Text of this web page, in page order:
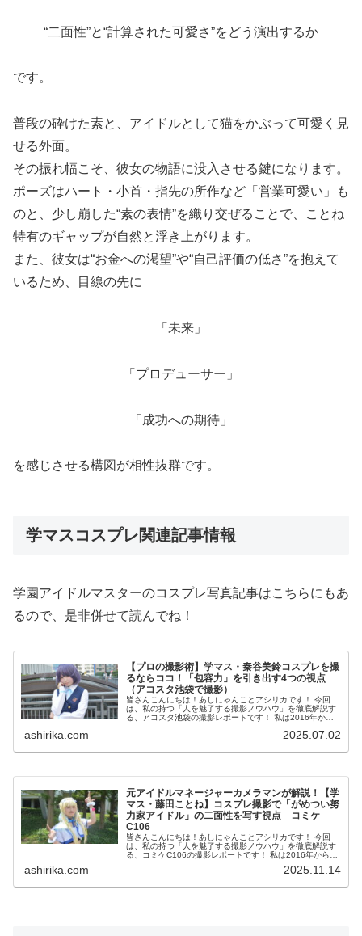
“二面性”と“計算された可愛さ”をどう演出するか
です。
普段の砕けた素と、アイドルとして猫をかぶって可愛く見
せる外面。
その振れ幅こそ、彼女の物語に没入させる鍵になります。
ポーズはハート・小首・指先の所作など「営業可愛い」も
のと、少し崩した“素の表情”を織り交ぜることで、ことね
特有のギャップが自然と浮き上がります。
また、彼女は“お金への渇望”や“自己評価の低さ”を抱えて
いるため、目線の先に
「未来」
「プロデューサー」
「成功への期待」
を感じさせる構図が相性抜群です。
学マスコスプレ関連記事情報
学園アイドルマスターのコスプレ写真記事はこちらにもあ
るので、是非併せて読んでね！
【プロの撮影術】学マス・秦谷美鈴コスプレを撮
るならココ！「包容力」を引き出す4つの視点
（アコスタ池袋で撮影）
皆さんこんにちは！あしにゃんことアシリカです！ 今回
は、私の持つ「人を魅了する撮影ノウハウ」を徹底解説す
る、アコスタ池袋の撮影レポートです！ 私は2016年から
ashirika.com 2025.07.02
元アイドルマネージャーカメラマンが解説！【学
マス・藤田ことね】コスプレ撮影で「がめつい努
力家アイドル」の二面性を写す視点 コミケ
C106
皆さんこんにちは！あしにゃんことアシリカです！ 今回
は、私の持つ「人を魅了する撮影ノウハウ」を徹底解説す
る、コミケC106の撮影レポートです！ 私は2016年からコ
ashirika.com 2025.11.14